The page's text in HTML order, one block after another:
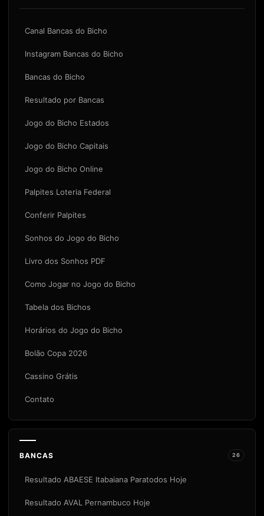
Canal Bancas do Bicho
Instagram Bancas do Bicho
Bancas do Bicho
Resultado por Bancas
Jogo do Bicho Estados
Jogo do Bicho Capitais
Jogo do Bicho Online
Palpites Loteria Federal
Conferir Palpites
Sonhos do Jogo do Bicho
Livro dos Sonhos PDF
Como Jogar no Jogo do Bicho
Tabela dos Bichos
Horários do Jogo do Bicho
Bolão Copa 2026
Cassino Grátis
Contato
BANCAS 26
Resultado ABAESE Itabaiana Paratodos Hoje
Resultado AVAL Pernambuco Hoje